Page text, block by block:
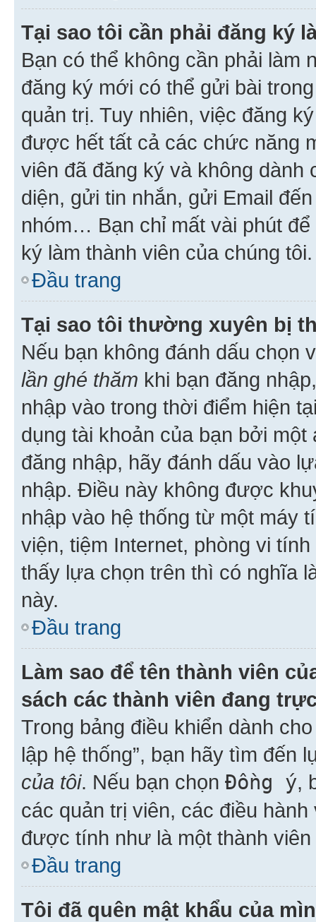
Tại sao tôi cần phải đăng ký
Bạn có thể không cần phải làm
đăng ký mới có thể gửi bài
quản trị. Tuy nhiên, việc đăng
được hết tất cả các chức năng
viên đã đăng ký và không
diện, gửi tin nhắn, gửi Email
nhóm… Bạn chỉ mất vài phút
ký làm thành viên của chúng tôi.
Đầu trang
Tại sao tôi thường xuyên bị
Nếu bạn không đánh dấu chọn
lần ghé thăm khi bạn đăng
nhập vào trong thời điểm hiện
dụng tài khoản của bạn bởi
đăng nhập, hãy đánh dấu vào
nhập. Điều này không được
nhập vào hệ thống từ một máy
viện, tiệm Internet, phòng vi
thấy lựa chọn trên thì có nghĩa
này.
Đầu trang
Làm sao để tên thành viên
sách các thành viên đang
Trong bảng điều khiển dành
lập hệ thống”, bạn hãy tìm đến
của tôi. Nếu bạn chọn Đồng ý,
các quản trị viên, các điều
được tính như là một thành viên
Đầu trang
Tôi đã quên mật khẩu của